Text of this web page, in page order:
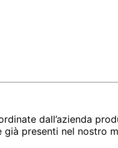
dall’azienda
presenti nel nostro